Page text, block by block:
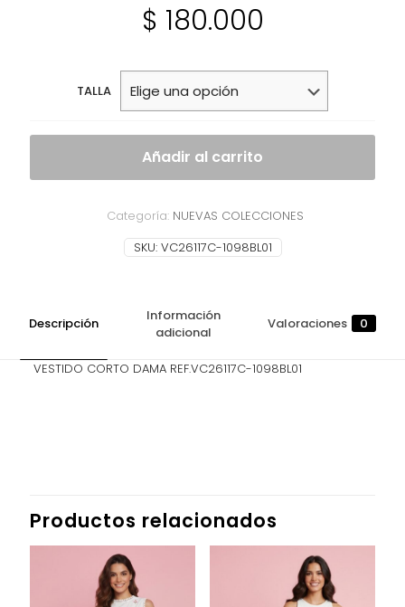
$ 180.000
TALLA
Añadir al carrito
SKU: VC26117C-1098BL01
Categoría: NUEVAS COLECCIONES
Descripción
Información
adicional
Valoraciones 0
VESTIDO CORTO DAMA REF.VC26117C-1098BL01
CORTO DAMA”
Tu dirección de correo electrónico no será publicada.
Los campos obligatorios están marcados con*
Tu puntuación*
Productos relacionados